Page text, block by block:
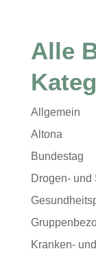
Alle
Allgemein
Altona
Bundestag
Drogen- und
Kranken-